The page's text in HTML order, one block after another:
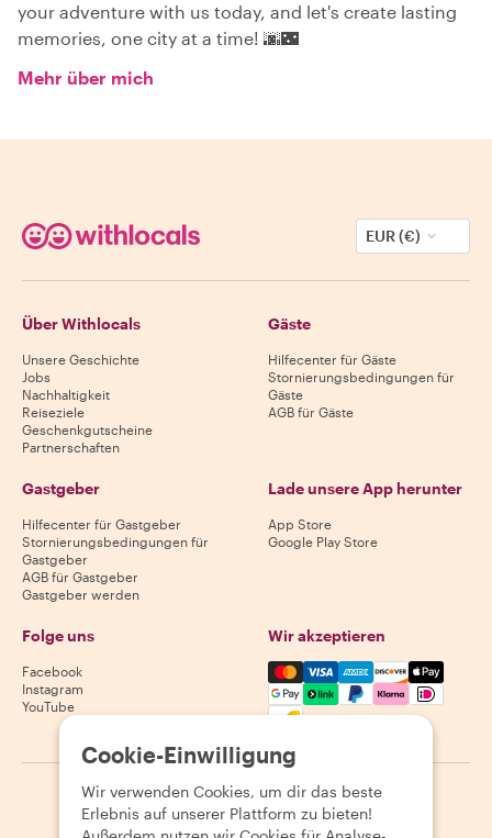
your adventure with us today, and let's create lasting
memories, one city at a time! 🌆🌃
Mehr über mich
EUR (€)
Über Withlocals
Unsere Geschichte
Jobs
Nachhaltigkeit
Reiseziele
Geschenkgutscheine
Partnerschaften
Gäste
Hilfecenter für Gäste
Stornierungsbedingungen für
Gäste
AGB für Gäste
Gastgeber
Hilfecenter für Gastgeber
Stornierungsbedingungen für
Gastgeber
AGB für Gastgeber
Gastgeber werden
Lade unsere App herunter
App Store
Google Play Store
Folge uns
Facebook
Instagram
YouTube
Wir akzeptieren
Mastercard, Visa, Amex,
2026 Withlocals.com | Datenschutzerklärung | Cookies
Seitenübersicht
Cookie-Einwilligung
Wir verwenden Cookies, um dir das beste
Erlebnis auf unserer Plattform zu bieten!